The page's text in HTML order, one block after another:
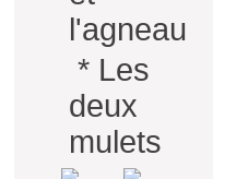
l'agneau
* Les
deux
mulets